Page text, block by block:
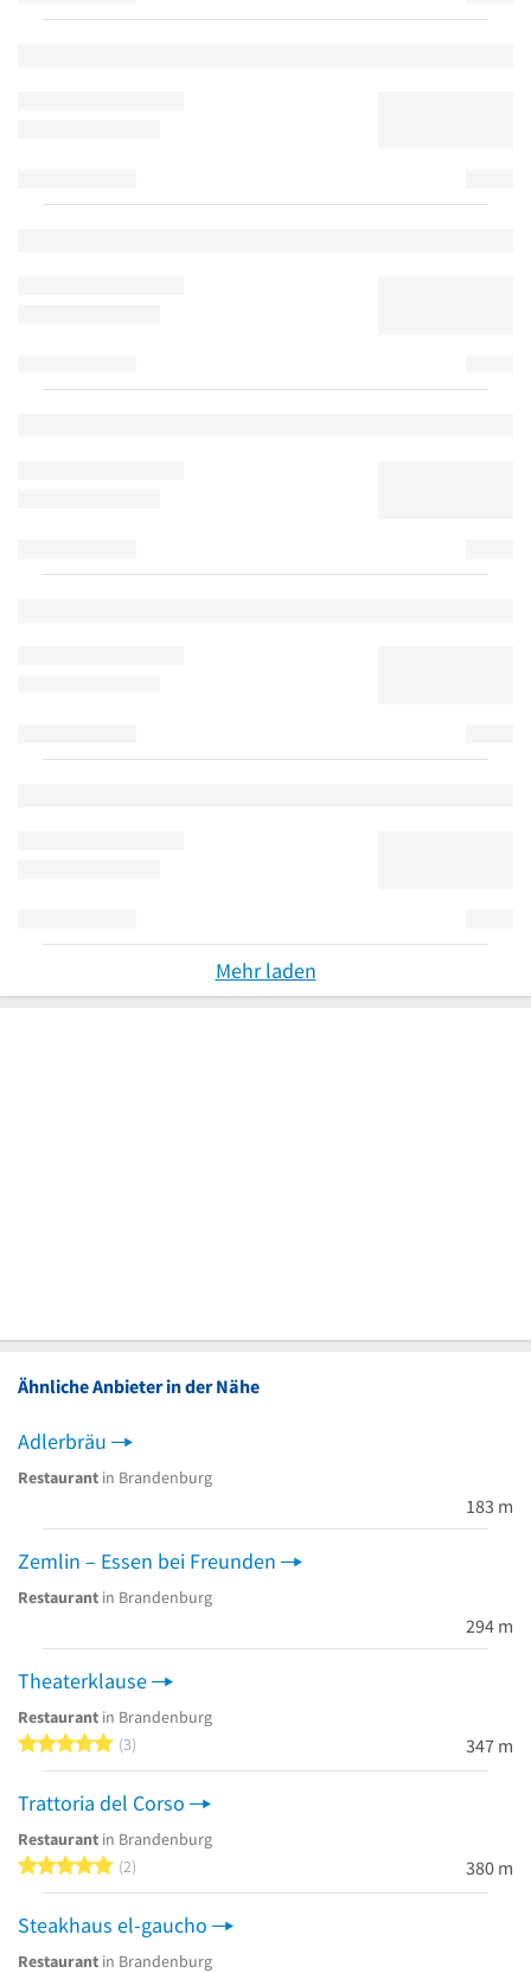
Mehr laden
Ähnliche Anbieter in der Nähe
Adlerbräu
Restaurant in Brandenburg
183 m
Zemlin – Essen bei Freunden
Restaurant in Brandenburg
294 m
Theaterklause
Restaurant in Brandenburg
5 von 5 Sternen
3 347 m
Trattoria del Corso
Restaurant in Brandenburg
5 von 5 Sternen
2 380 m
Steakhaus el-gaucho
Restaurant in Brandenburg